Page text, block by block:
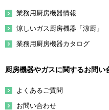
業務用厨房機器情報
涼しいガス厨房機器「涼厨」
業務用厨房機器カタログ
厨房機器やガスに関するお問い
よくあるご質問
お問い合わせ